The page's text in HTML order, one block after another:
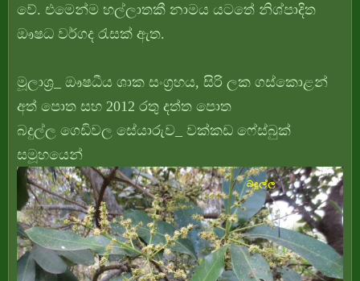
වේ. එමෙන්ම හල්ලාතකී නාමය යටතේ නිශ්පාදිත
ඖෂධ වර්ගද රැසක් ඇත.
මූලාශ්‍ර_ ඖෂධීය ශාක සංග්‍රහය, සිරි ලක ගස්කොළන්
අත් පොත සහ 2012 රතු දත්ත පොත
බදුල්ල ගෙඩිවල සේයාරුව_ වක්කඩ ෆේස්බුක්
සමූහයෙන්